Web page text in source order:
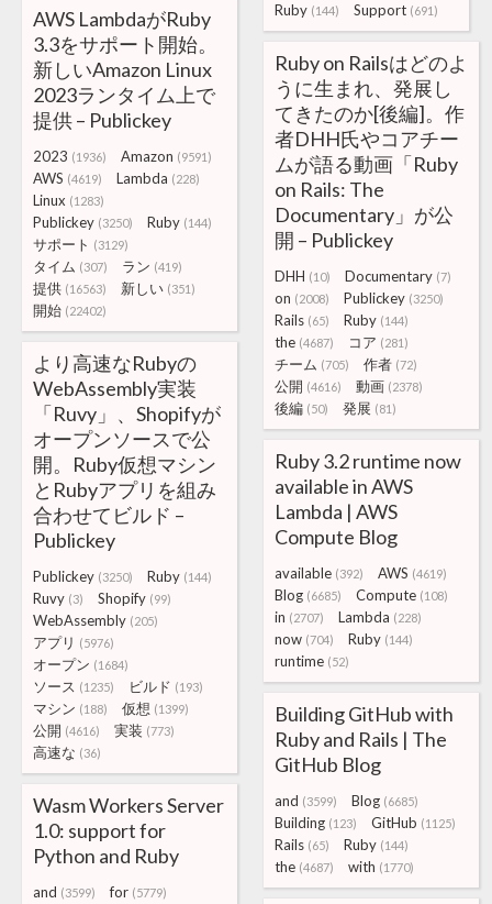
Ruby (144) Support (691)
AWS LambdaがRuby
3.3をサポート開始。
新しいAmazon Linux
2023ランタイム上で
提供 – Publickey
2023 (1936) Amazon (9591)
AWS (4619) Lambda (228)
Linux (1283)
Publickey (3250) Ruby (144)
サポート (3129)
タイム (307) ラン (419)
提供 (16563) 新しい (351)
開始 (22402)
Ruby on Railsはどのよ
うに生まれ、発展し
てきたのか[後編]。作
者DHH氏やコアチー
ムが語る動画「Ruby
on Rails: The
Documentary」が公
開 – Publickey
DHH (10) Documentary (7)
on (2008) Publickey (3250)
Rails (65) Ruby (144)
the (4687) コア (281)
チーム (705) 作者 (72)
公開 (4616) 動画 (2378)
後編 (50) 発展 (81)
より高速なRubyの
WebAssembly実装
「Ruvy」、Shopifyが
オープンソースで公
開。Ruby仮想マシン
とRubyアプリを組み
合わせてビルド –
Publickey
Publickey (3250) Ruby (144)
Ruvy (3) Shopify (99)
WebAssembly (205)
アプリ (5976)
オープン (1684)
ソース (1235) ビルド (193)
マシン (188) 仮想 (1399)
公開 (4616) 実装 (773)
高速な (36)
Ruby 3.2 runtime now
available in AWS
Lambda | AWS
Compute Blog
available (392) AWS (4619)
Blog (6685) Compute (108)
in (2707) Lambda (228)
now (704) Ruby (144)
runtime (52)
Building GitHub with
Ruby and Rails | The
GitHub Blog
and (3599) Blog (6685)
Building (123) GitHub (1125)
Rails (65) Ruby (144)
the (4687) with (1770)
Wasm Workers Server
1.0: support for
Python and Ruby
and (3599) for (5779)